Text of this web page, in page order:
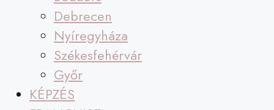
Debrecen
Nyíregyháza
Székesfehérvár
Győr
KÉPZÉS